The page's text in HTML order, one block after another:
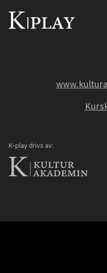
Mina favoriter
K-play drivs av: